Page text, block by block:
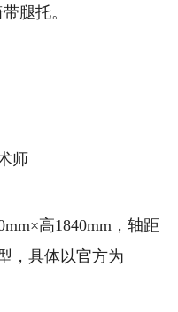
腿托。
师
高1840mm，轴距
，具体以官方为